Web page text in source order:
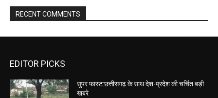
RECENT COMMENTS
EDITOR PICKS
सुपर फास्ट:छत्तीसगढ़ के साथ देश-प्रदेश की चर्चित बड़ी
खबरे